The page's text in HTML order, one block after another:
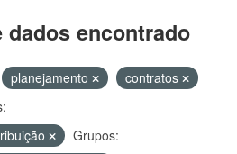
dados encontrado
planejamento
contratos
Grupos: